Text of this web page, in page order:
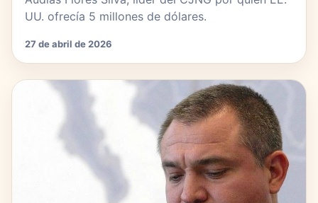
UU. ofrecía 5 millones de dólares.
27 de abril de 2026